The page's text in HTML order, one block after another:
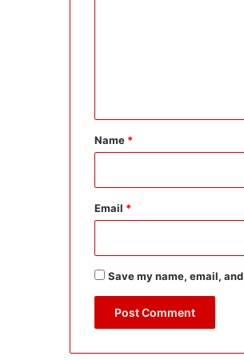
*
Name *
Email *
Save my name, email,